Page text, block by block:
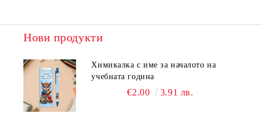
Нови продукти
Химикалка с име за началото на
учебната година
€2.00 3.91 лв.